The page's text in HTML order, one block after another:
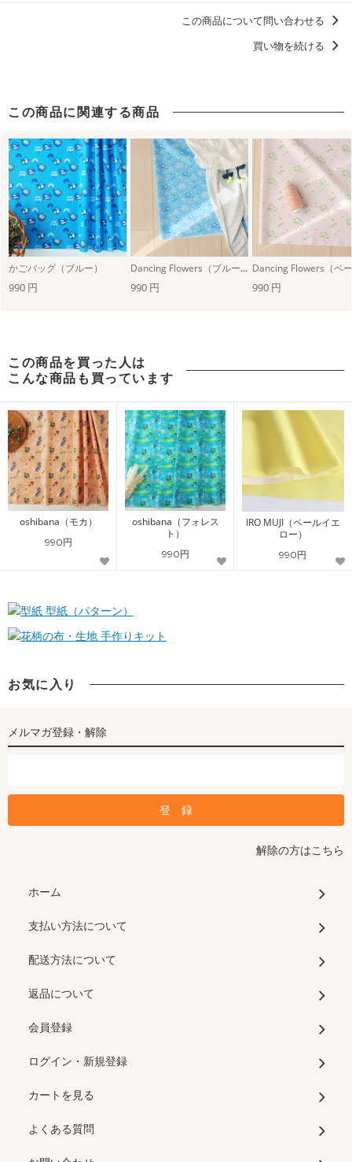
この商品について問い合わせる
買い物を続ける
この商品に関連する商品
かごバッグ（ブルー） Dancing Flowers（ブルー）
990 円 990 円 990 円
この商品を買った人は
こんな商品も買っています
oshibana（モカ）
990円
oshibana（フォレス
ト）
990円
IRO MUJI（ペールイエ
ロー）
990円
型紙（パターン）
手作りキット
お気に入り
メルマガ登録・解除
解除の方はこちら
ホーム
支払い方法について
配送方法について
返品について
会員登録
ログイン・新規登録
カートを見る
よくある質問